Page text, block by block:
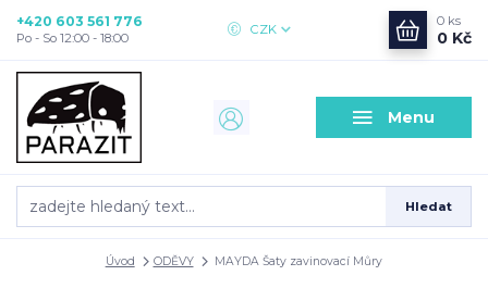
Menu
CZK
Hledat
+420 603 561 776
Po - So 12:00 - 18:00
0 ks
0 Kč
Úvod ODĚVY MAYDA Šaty zavinovací Můry